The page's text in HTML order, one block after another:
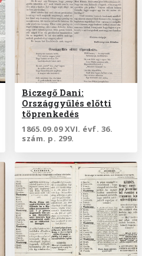
Biczegő Dani:
Országgyűlés előtti
töprenkedés
1865.09.09 XVI. évf. 36.
szám. p. 299.